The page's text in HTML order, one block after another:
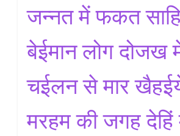
जन्नत में फकत
बेईमान लोग
चईलन से मार
मरहम की जगह